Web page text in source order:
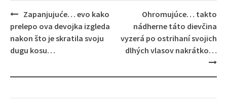
Post
navigation
Zapanjujuće… evo kako
prelepo ova devojka izgleda
nakon što je skratila svoju
dugu kosu…
Ohromujúce… takto
nádherne táto dievčina
vyzerá po ostrihaní svojich
dlhých vlasov nakrátko…